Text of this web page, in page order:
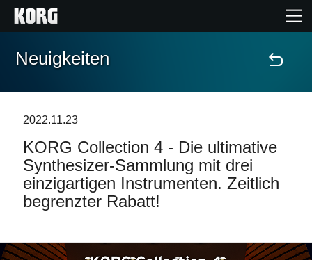
Home
Extras
Events
Neuigkeiten
2022.11.23
KORG Collection 4 - Die ultimative
Synthesizer-Sammlung mit drei
einzigartigen Instrumenten. Zeitlich
begrenzter Rabatt!